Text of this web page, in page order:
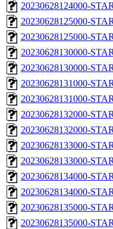
20230628124000-
20230628125000-
20230628125000-
20230628130000-
20230628130000-
20230628131000-
20230628131000-
20230628132000-
20230628132000-
20230628133000-
20230628133000-
20230628134000-
20230628134000-
20230628135000-
20230628135000-